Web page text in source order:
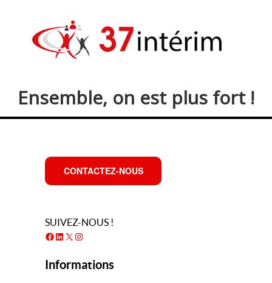
Ensemble, on est plus fort !
CONTACTEZ-NOUS
SUIVEZ-NOUS !
Facebook
LinkedIn
X Instagram
Informations